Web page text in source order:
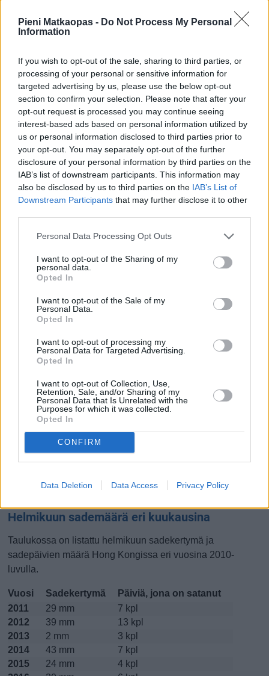
Pieni Matkaopas - Do Not Process My Personal
Information
If you wish to opt-out of the sale, sharing to third parties, or
processing of your personal or sensitive information for
targeted advertising by us, please use the below opt-out
section to confirm your selection. Please note that after your
opt-out request is processed you may continue seeing
interest-based ads based on personal information utilized by
us or personal information disclosed to third parties prior to
your opt-out. You may separately opt-out of the further
disclosure of your personal information by third parties on the
IAB’s list of downstream participants. This information may
also be disclosed by us to third parties on the IAB’s List of
Downstream Participants that may further disclose it to other
Personal Data Processing Opt Outs
I want to opt-out of the Sharing of my
personal data.
Opted In
I want to opt-out of the Sale of my
Personal Data.
Opted In
I want to opt-out of processing my
Personal Data for Targeted Advertising.
Opted In
I want to opt-out of Collection, Use,
Retention, Sale, and/or Sharing of my
Personal Data that Is Unrelated with the
Purposes for which it was collected.
Opted In
CONFIRM
Data Deletion Data Access Privacy Policy
Sadepäivien määärä helmikuussa
aikaisempina vuosina
13 kpl
7 kpl
6 kpl
Entä muut kuukaudet? Miten paljon Hong
Tammikuussa Helmikuussa Maaliskuussa
Huhtikuussa Toukokuussa Kesäkuussa
Heinäkuussa Elokuussa Syyskuussa
Lokakuussa
Kiinnostavatko lämpötilat?
lämmintä Hong Kongissa on ollut helmikuussa
Helmikuun sademäärä eri kuukausina
Taulukossa on listattu helmikuun sadekertymä ja
sadepäivien määrä Hong Kongissa eri vuosina 2010-
luvulla.
Vuosi Sadekertymä
Päiviä, jona on satanut
2011
29 mm
7 kpl
2012
39 mm
13 kpl
2013
2 mm
3 kpl
2014
43 mm
7 kpl
2015
24 mm
4 kpl